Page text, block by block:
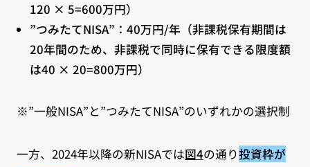
120 × 5=600万円）
”つみたてNISA”： 40万円/年 （非課税保有期間は
20年間のため、非課税で同時に保有できる限度額
は40 × 20=800万円）
※”一般NISA”と”つみたてNISA”のいずれかの選択制
一方、2024年以降の新NISAでは図4の通り投資枠が